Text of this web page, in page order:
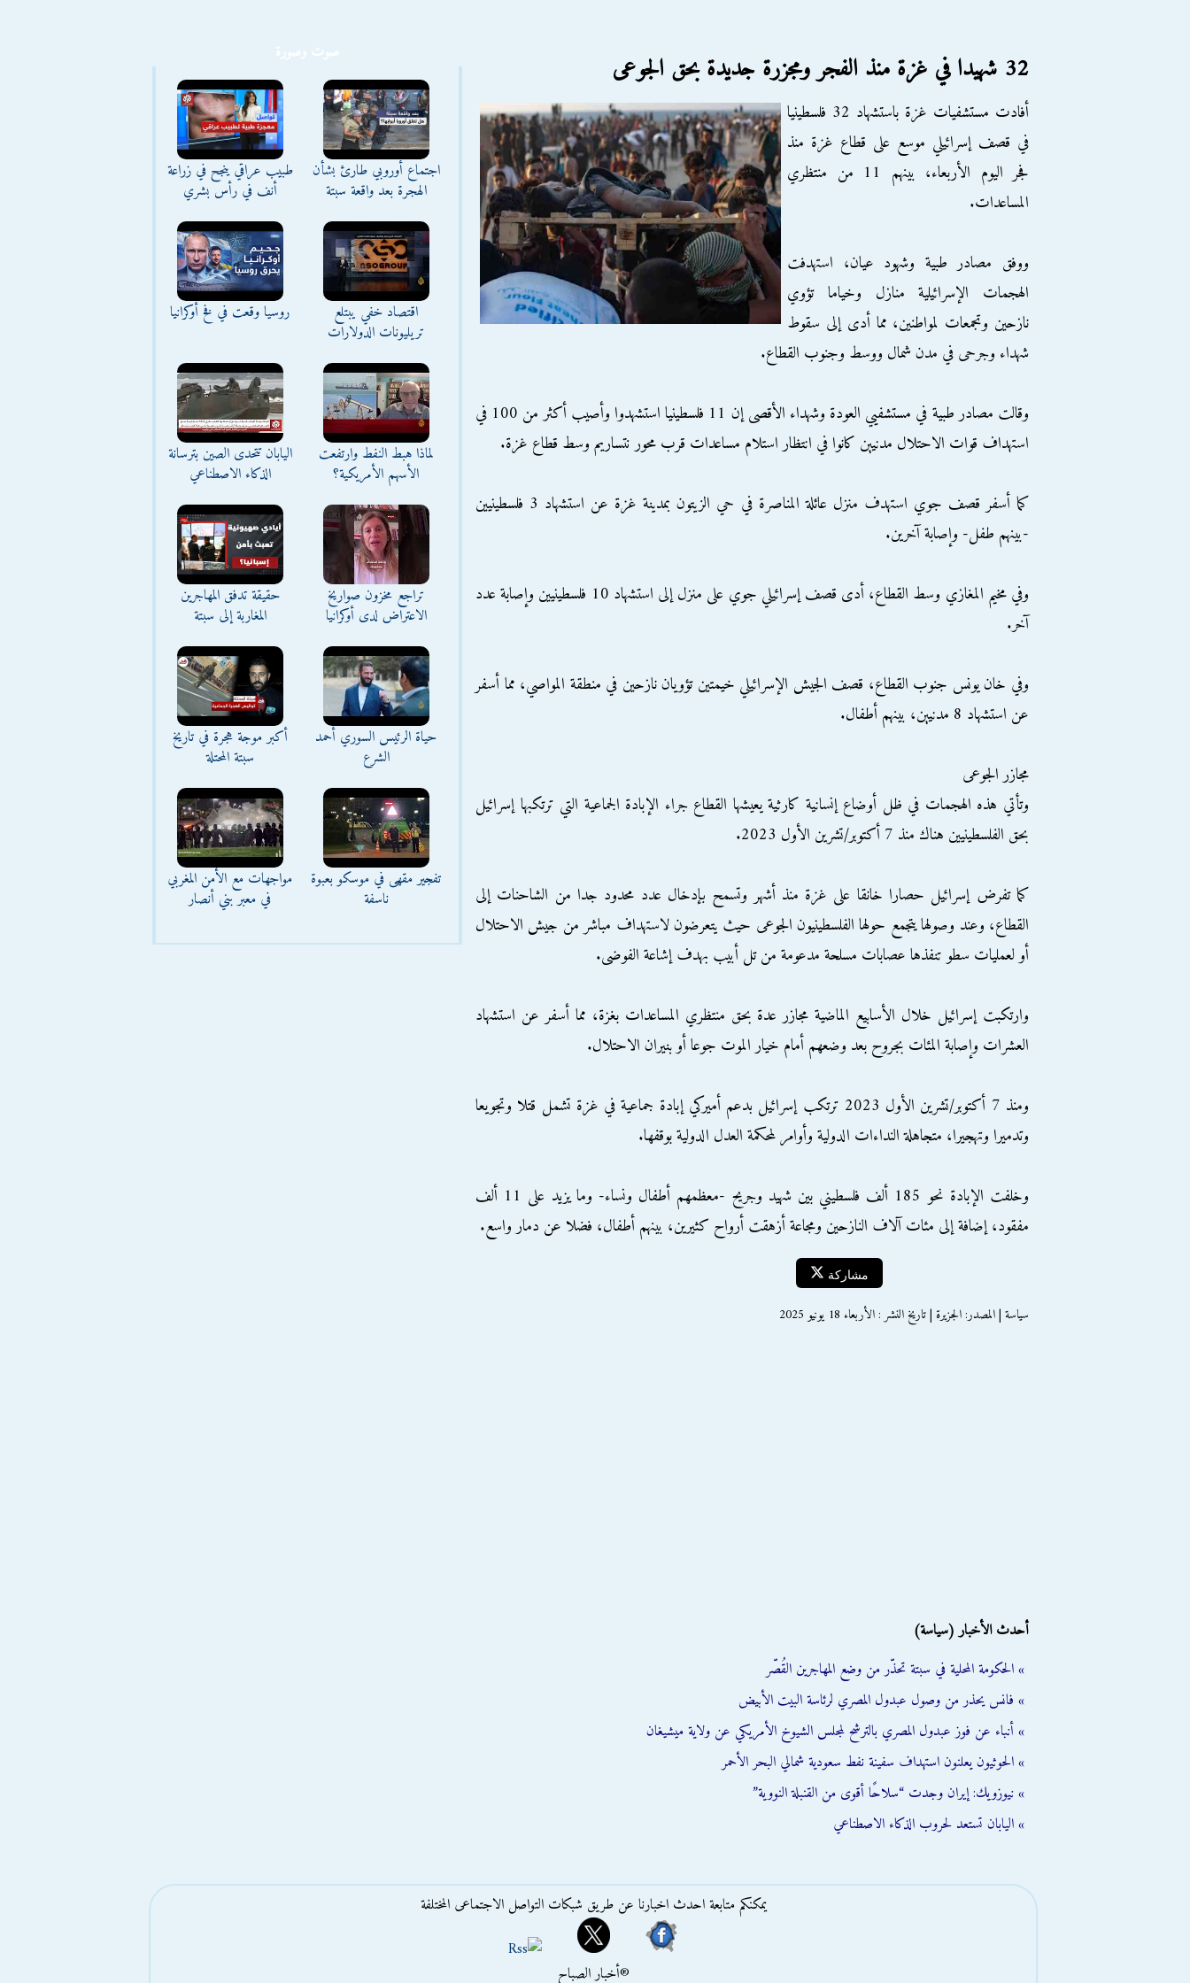
32 شهيدا في غزة منذ الفجر ومجزرة جديدة بحق الجوعى
أفادت مستشفيات غزة باستشهاد 32 فلسطينيا
في قصف إسرائيلي موسع على قطاع غزة منذ
فجر اليوم الأربعاء، بينهم 11 من منتظري
المساعدات.
ووفق مصادر طبية وشهود عيان، استهدفت
الهجمات الإسرائيلية منازل وخياما تؤوي
نازحين وتجمعات لمواطنين، مما أدى إلى سقوط
شهداء وجرحى في مدن شمال ووسط وجنوب القطاع.
وقالت مصادر طبية في مستشفيي العودة وشهداء الأقصى إن 11 فلسطينيا استشهدوا وأصيب أكثر من 100 في
استهداف قوات الاحتلال مدنيين كانوا في انتظار استلام مساعدات قرب محور نتساريم وسط قطاع غزة.
كما أسفر قصف جوي استهدف منزل عائلة المناصرة في حي الزيتون بمدينة غزة عن استشهاد 3 فلسطينيين
-بينهم طفل- وإصابة آخرين.
وفي مخيم المغازي وسط القطاع، أدى قصف إسرائيلي جوي على منزل إلى استشهاد 10 فلسطينيين وإصابة عدد
آخر.
وفي خان يونس جنوب القطاع، قصف الجيش الإسرائيلي خيمتين تؤويان نازحين في منطقة المواصي، مما أسفر
عن استشهاد 8 مدنيين، بينهم أطفال.
مجازر الجوعى
وتأتي هذه الهجمات في ظل أوضاع إنسانية كارثية يعيشها القطاع جراء الإبادة الجماعية التي ترتكبها إسرائيل
بحق الفلسطينيين هناك منذ 7 أكتوبر/تشرين الأول 2023.
كما تفرض إسرائيل حصارا خانقا على غزة منذ أشهر وتسمح بإدخال عدد محدود جدا من الشاحنات إلى
القطاع، وعند وصولها يتجمع حولها الفلسطينيون الجوعى حيث يتعرضون لاستهداف مباشر من جيش الاحتلال
أو لعمليات سطو تنفذها عصابات مسلحة مدعومة من تل أبيب بهدف إشاعة الفوضى.
وارتكبت إسرائيل خلال الأسابيع الماضية مجازر عدة بحق منتظري المساعدات بغزة، مما أسفر عن استشهاد
العشرات وإصابة المئات بجروح بعد وضعهم أمام خيار الموت جوعا أو بنيران الاحتلال.
ومنذ 7 أكتوبر/تشرين الأول 2023 ترتكب إسرائيل بدعم أميركي إبادة جماعية في غزة تشمل قتلا وتجويعا
وتدميرا وتهجيرا، متجاهلة النداءات الدولية وأوامر لمحكمة العدل الدولية بوقفها.
وخلفت الإبادة نحو 185 ألف فلسطيني بين شهيد وجريح -معظمهم أطفال ونساء- وما يزيد على 11 ألف
مفقود، إضافة إلى مئات آلاف النازحين ومجاعة أزهقت أرواح كثيرين، بينهم أطفال، فضلا عن دمار واسع.
مشاركة
سياسة | المصدر: الجزيرة | تاريخ النشر : الأربعاء 18 يونيو 2025
أحدث الأخبار (سياسة)
» الحكومة المحلية في سبتة تحذّر من وضع المهاجرين القُصّر
» فانس يحذر من وصول عبدول المصري لرئاسة البيت الأبيض
» أنباء عن فوز عبدول المصري بالترشح لمجلس الشيوخ الأمريكي عن ولاية ميشيغان
» الحوثيون يعلنون استهداف سفينة نفط سعودية شمالي البحر الأحمر
» نيوزويك: إيران وجدت “سلاحًا أقوى من القنبلة النووية”
» اليابان تستعد لحروب الذكاء الاصطناعي
اجتماع أوروبي طارئ بشأن
الهجرة بعد واقعة سبتة
طبيب عراقي ينجح في زراعة
أنف في رأس بشري
اقتصاد خفي يبتلع
تريليونات الدولارات
روسيا وقعت في فخ أوكرانيا
لماذا هبط النفط وارتفعت
الأسهم الأمريكية؟
اليابان تتحدى الصين بترسانة
الذكاء الاصطناعي
تراجع مخزون صواريخ
الاعتراض لدى أوكرانيا
حقيقة تدفق المهاجرين
المغاربة إلى سبتة
حياة الرئيس السوري أحمد
الشرع
أكبر موجة هجرة في تاريخ
سبتة المحتلة
تفجير مقهى في موسكو بعبوة
ناسفة
مواجهات مع الأمن المغربي
في معبر بني أنصار
يمكنكم متابعة احدث اخبارنا عن طريق شبكات التواصل الاجتماعى المختلفة
®أخبار الصباح